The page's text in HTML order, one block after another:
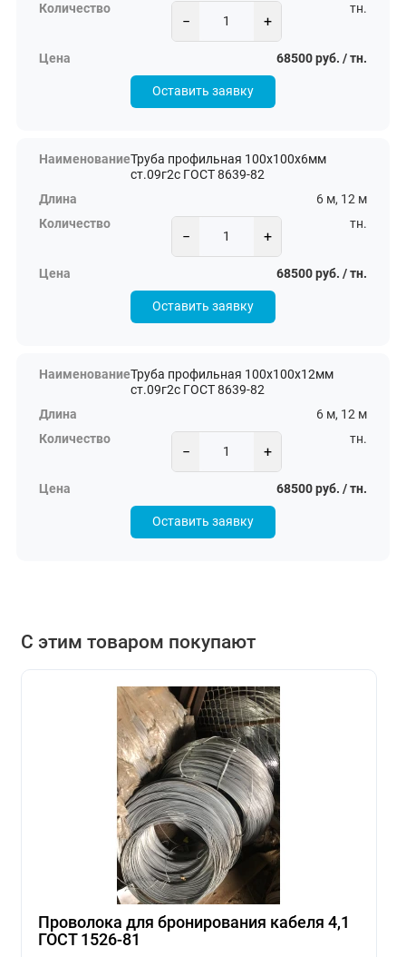
− +
тн.
68500 руб. / тн.
Оставить заявку
Труба профильная 100х100х6мм
ст.09г2с ГОСТ 8639-82
6 м, 12 м
− +
тн.
68500 руб. / тн.
Оставить заявку
Труба профильная 100х100х12мм
ст.09г2с ГОСТ 8639-82
6 м, 12 м
− +
тн.
68500 руб. / тн.
Оставить заявку
С этим товаром покупают
Проволока для бронирования кабеля 4,1
ГОСТ 1526-81